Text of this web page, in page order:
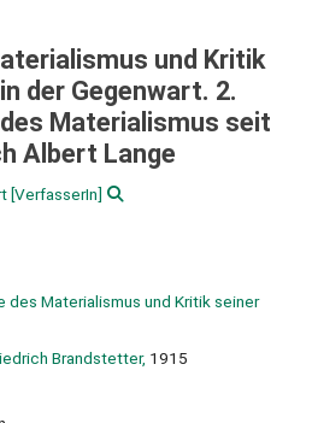
und Kritik
der Gegenwart. 2.
Materialismus seit
Albert Lange
[VerfasserIn]
des Materialismus und Kritik seiner
Brandstetter, 1915